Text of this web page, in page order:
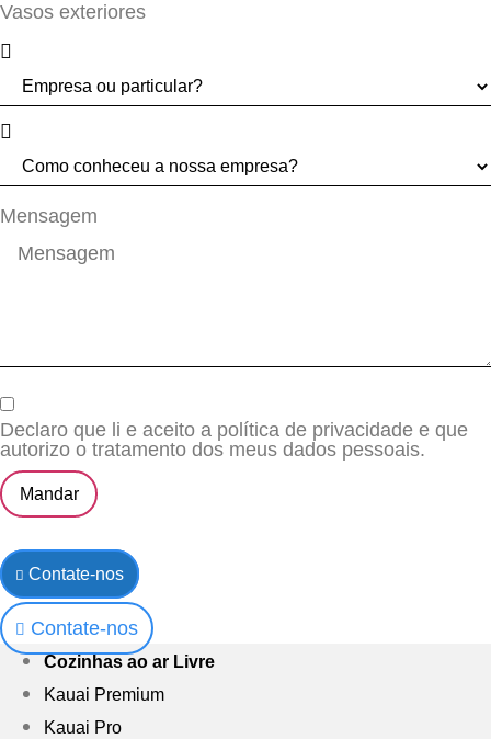
Vasos exteriores
Mensagem
Declaro que li e aceito a política de privacidade e que
autorizo o tratamento dos meus dados pessoais.
Mandar
Contate-nos
Contate-nos
Cozinhas ao ar Livre
Kauai Premium
Kauai Pro